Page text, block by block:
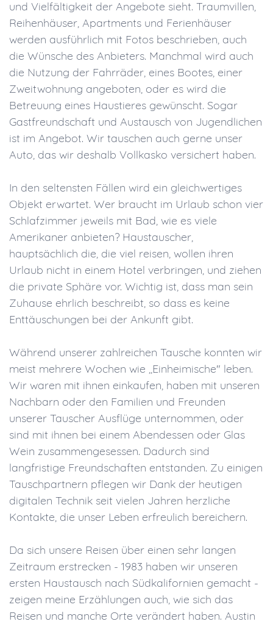
und Vielfältigkeit der Angebote sieht. Traumvillen,
Reihenhäuser, Apartments und Ferienhäuser
werden ausführlich mit Fotos beschrieben, auch
die Wünsche des Anbieters. Manchmal wird auch
die Nutzung der Fahrräder, eines Bootes, einer
Zweitwohnung angeboten, oder es wird die
Betreuung eines Haustieres gewünscht. Sogar
Gastfreundschaft und Austausch von Jugendlichen
ist im Angebot. Wir tauschen auch gerne unser
Auto, das wir deshalb Vollkasko versichert haben.
In den seltensten Fällen wird ein gleichwertiges
Objekt erwartet. Wer braucht im Urlaub schon vier
Schlafzimmer jeweils mit Bad, wie es viele
Amerikaner anbieten? Haustauscher,
hauptsächlich die, die viel reisen, wollen ihren
Urlaub nicht in einem Hotel verbringen, und ziehen
die private Sphäre vor. Wichtig ist, dass man sein
Zuhause ehrlich beschreibt, so dass es keine
Enttäuschungen bei der Ankunft gibt.
Während unserer zahlreichen Tausche konnten wir
meist mehrere Wochen wie ,,Einheimische" leben.
Wir waren mit ihnen einkaufen, haben mit unseren
Nachbarn oder den Familien und Freunden
unserer Tauscher Ausflüge unternommen, oder
sind mit ihnen bei einem Abendessen oder Glas
Wein zusammengesessen. Dadurch sind
langfristige Freundschaften entstanden. Zu einigen
Tauschpartnern pflegen wir Dank der heutigen
digitalen Technik seit vielen Jahren herzliche
Kontakte, die unser Leben erfreulich bereichern.
Da sich unsere Reisen über einen sehr langen
Zeitraum erstrecken - 1983 haben wir unseren
ersten Haustausch nach Südkalifornien gemacht -
zeigen meine Erzählungen auch, wie sich das
Reisen und manche Orte verändert haben. Austin